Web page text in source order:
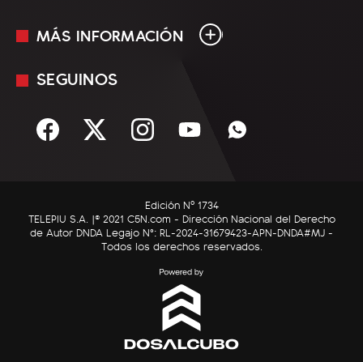
En Vivo
Sociedad
C5N Autos
RatingCero
MÁS INFORMACIÓN
Mediakit
Términos y condiciones
SEGUINOS
Edición Nº 1734
TELEPIU S.A. |© 2021 C5N.com - Dirección Nacional del Derecho
de Autor DNDA Legajo N°: RL-2024-31679423-APN-DNDA#MJ -
Todos los derechos reservados.